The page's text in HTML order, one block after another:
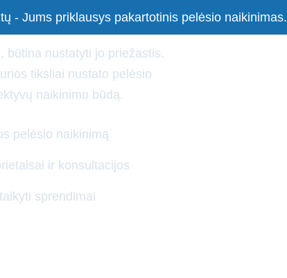
- Jums priklausys pakartotinis pelėsio naikinimas.
Sudėtinės paslaugos
būtina nustatyti jo priežastis.
tiksliai nustato pelėsio
naikinimo būdą.
pelėsio naikinimą
ir konsultacijos
sprendimai